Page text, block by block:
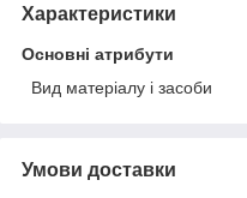
Характеристики
Основні атрибути
Вид матеріалу і засоби
Умови доставки